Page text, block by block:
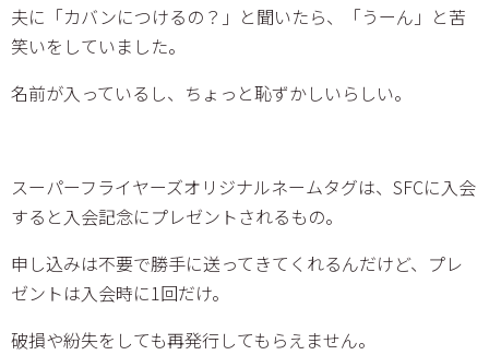
夫に「カバンにつけるの？」と聞いたら、「うーん」と苦
笑いをしていました。
名前が入っているし、ちょっと恥ずかしいらしい。
スーパーフライヤーズオリジナルネームタグは、SFCに入会
すると入会記念にプレゼントされるもの。
申し込みは不要で勝手に送ってきてくれるんだけど、プレ
ゼントは入会時に1回だけ。
破損や紛失をしても再発行してもらえません。